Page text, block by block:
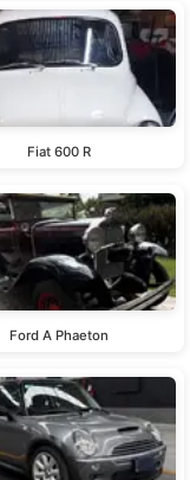
Fiat 600 R
Ford A Phaeton